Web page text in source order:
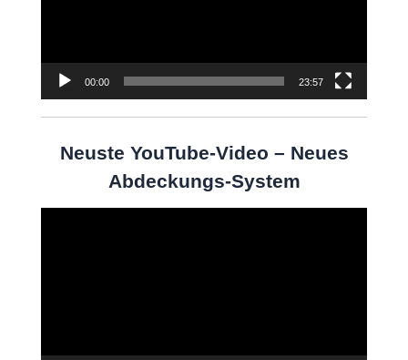
00:00 23:57
Neuste YouTube-Video – Neues
Abdeckungs-System